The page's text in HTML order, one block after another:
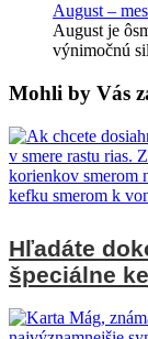
August –
August je
výnimočnú
Mohli by Vás
Hľadáte
špeciálne